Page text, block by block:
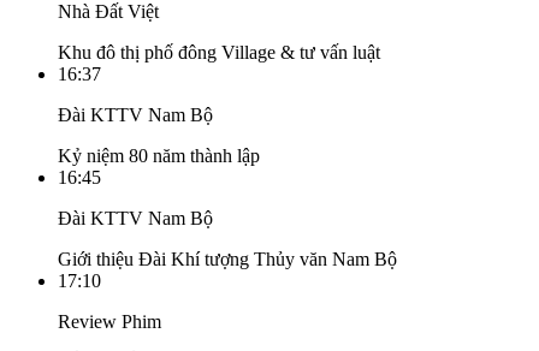
Nhà Đất Việt
Khu đô thị phố đông Village & tư vấn luật
16:37
Đài KTTV Nam Bộ
Kỷ niệm 80 năm thành lập
16:45
Đài KTTV Nam Bộ
Giới thiệu Đài Khí tượng Thủy văn Nam Bộ
17:10
Review Phim